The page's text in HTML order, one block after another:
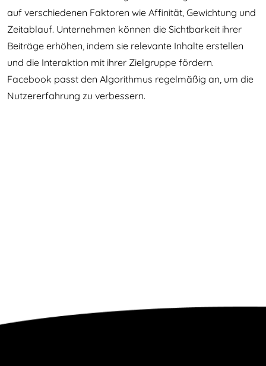
auf verschiedenen Faktoren wie Affinität, Gewichtung und
Zeitablauf. Unternehmen können die Sichtbarkeit ihrer
Beiträge erhöhen, indem sie relevante Inhalte erstellen
und die Interaktion mit ihrer Zielgruppe fördern.
Facebook passt den Algorithmus regelmäßig an, um die
Nutzererfahrung zu verbessern.